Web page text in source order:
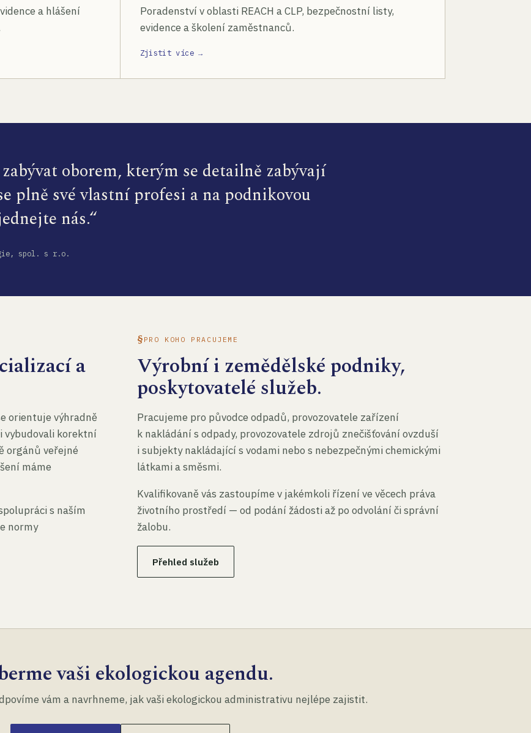
a hlášení
Poradenství v oblasti REACH a CLP, bezpečnostní listy,
evidence a školení zaměstnanců.
Zjistit více →
oborem, kterým se detailně zabývají
plně své vlastní profesi a na podnikovou
nás.“
spol. s r.o.
a
orientuje výhradně
vybudovali korektní
orgánů veřejné
máme
s naším
normy
PRO KOHO PRACUJEME
Výrobní i zemědělské podniky,
poskytovatelé služeb.
Pracujeme pro původce odpadů, provozovatele zařízení
k nakládání s odpady, provozovatele zdrojů znečišťování ovzduší
i subjekty nakládající s vodami nebo s nebezpečnými chemickými
látkami a směsmi.
Kvalifikovaně vás zastoupíme v jakémkoli řízení ve věcech práva
životního prostředí — od podání žádosti až po odvolání či správní
žalobu.
Přehled služeb
vaši ekologickou agendu.
vám a navrhneme, jak vaši ekologickou administrativu nejlépe zajistit.